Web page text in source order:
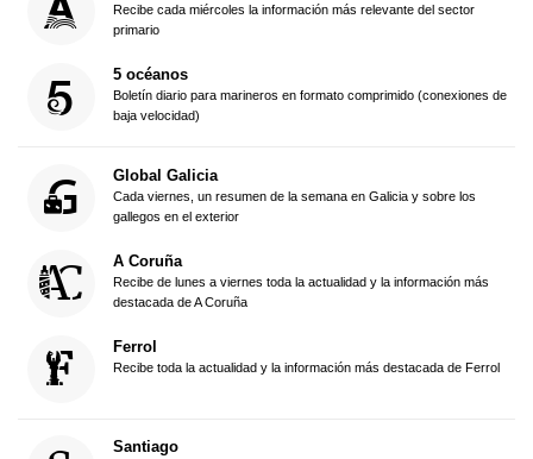
Recibe cada miércoles la información más relevante del sector
primario
5 océanos
Boletín diario para marineros en formato comprimido (conexiones de
baja velocidad)
Global Galicia
Cada viernes, un resumen de la semana en Galicia y sobre los
gallegos en el exterior
A Coruña
Recibe de lunes a viernes toda la actualidad y la información más
destacada de A Coruña
Ferrol
Recibe toda la actualidad y la información más destacada de Ferrol
Santiago